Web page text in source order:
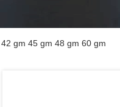
gm 45 gm 48 gm 60 gm